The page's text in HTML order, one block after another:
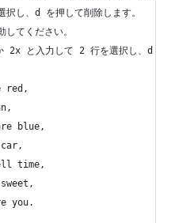
し、d を押して削除します。
てください。
と入力して 2 行を選択し、d で削
red,
blue,
time,
you.